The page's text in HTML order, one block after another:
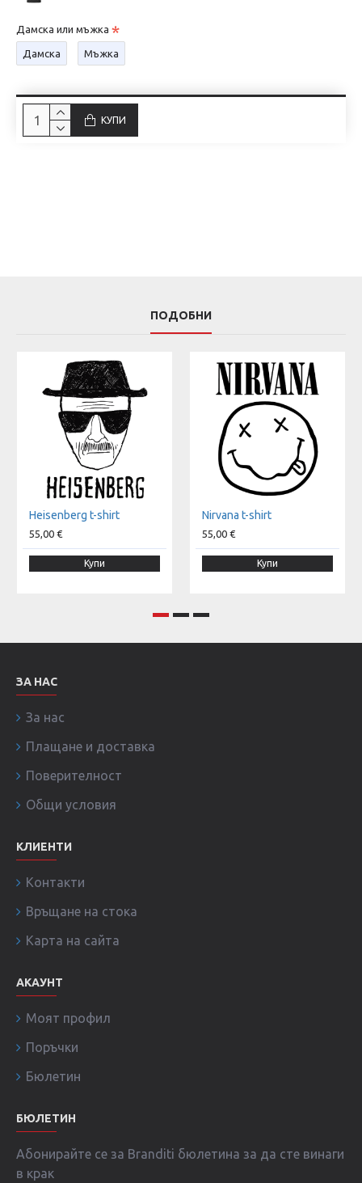
Дамска или мъжка
Дамска Мъжка
КУПИ
ПОДОБНИ
Heisenberg t-shirt
55,00 €
Купи
Nirvana t-shirt
55,00 €
Купи
ЗА НАС
За нас
Плащане и доставка
Поверителност
Общи условия
КЛИЕНТИ
Контакти
Връщане на стока
Карта на сайта
АКАУНТ
Моят профил
Поръчки
Бюлетин
БЮЛЕТИН
Абонирайте се за Branditi бюлетина за да сте винаги
в крак